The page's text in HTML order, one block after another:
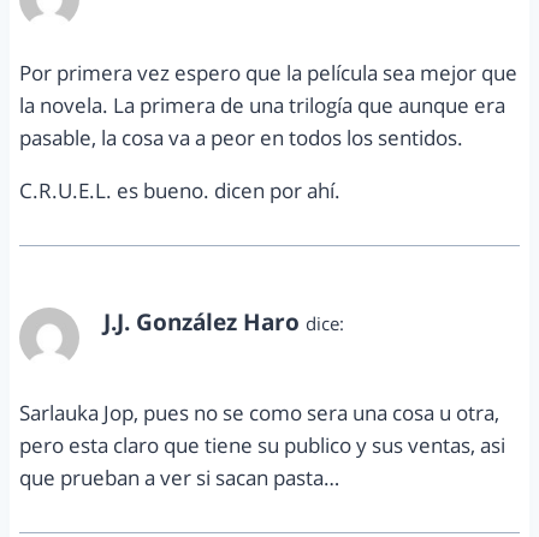
Por primera vez espero que la película sea mejor que
la novela. La primera de una trilogía que aunque era
pasable, la cosa va a peor en todos los sentidos.
C.R.U.E.L. es bueno. dicen por ahí.
J.J. González Haro dice:
Sarlauka Jop, pues no se como sera una cosa u otra,
pero esta claro que tiene su publico y sus ventas, asi
que prueban a ver si sacan pasta…